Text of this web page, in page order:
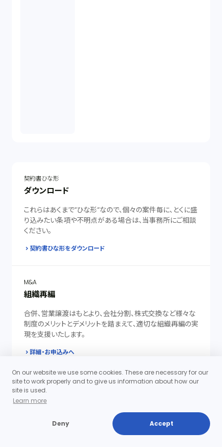
契約書ひな形
ダウンロード
これらはあくまで”ひな形”なので、個々の案件毎に、とくに盛
り込みたい条項や不明点がある場合は、当事務所にご相談
ください。
契約書ひな形をダウンロード
M&A
組織再編
合併、営業譲渡はもとより、会社分割、株式交換など様々な
制度のメリットとデメリットを踏まえて、適切な組織再編の実
現を支援いたします。
詳細・お申込みへ
継続的にサービスをご提供します
顧問契約
日常の法律相談等の積み重ねに基づいて、顧問先様のビジ
ネスへの理解があるため、短期間で適切なアドバイスを提
On our website we use some cookies. These are necessary for our
site to work properly and to give us information about how our
site is used.
Learn more
Deny Accept